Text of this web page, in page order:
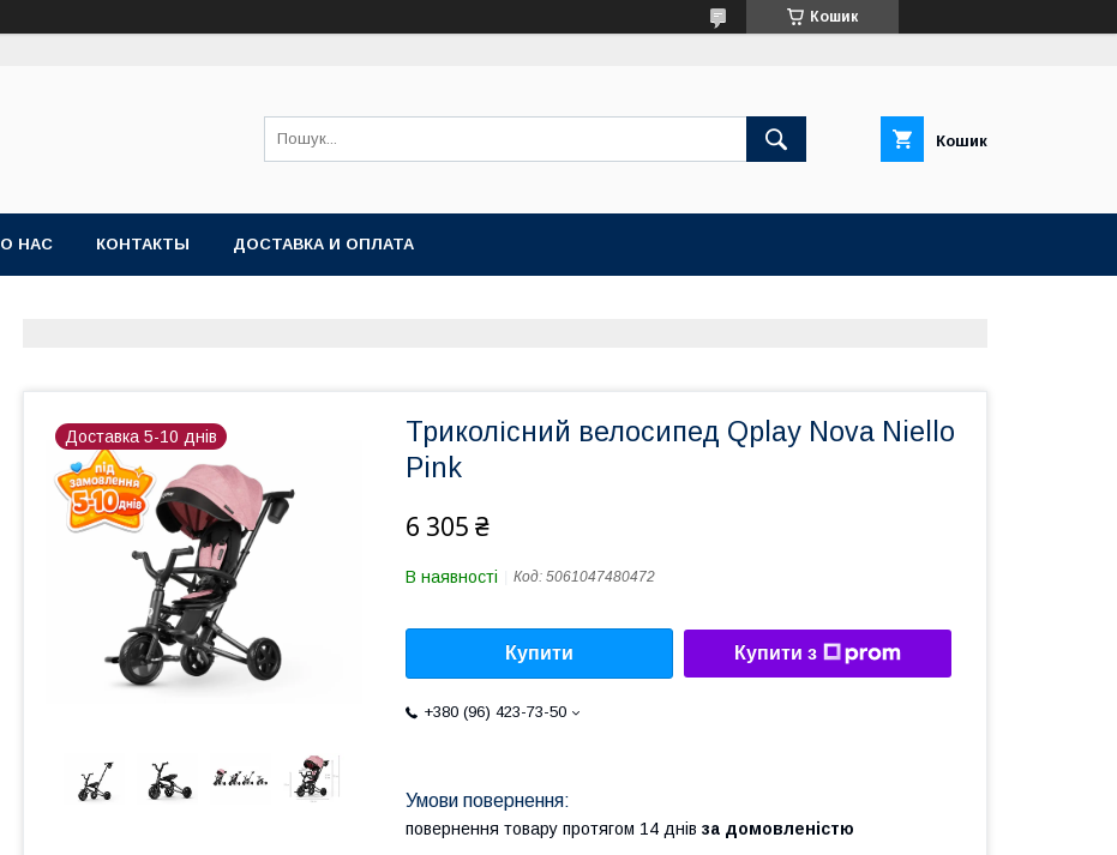
Кошик
Кошик
О НАС КОНТАКТЫ ДОСТАВКА И ОПЛАТА
Доставка 5-10 днів
Триколісний велосипед Qplay Nova Niello
Pink
6 305 ₴
В наявності Код: 5061047480472
Купити Купити з
+380 (96) 423-73-50
повернення товару протягом 14 днів за домовленістю